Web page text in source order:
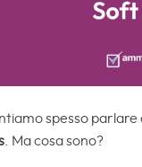
spesso parlare
. Ma cosa sono?